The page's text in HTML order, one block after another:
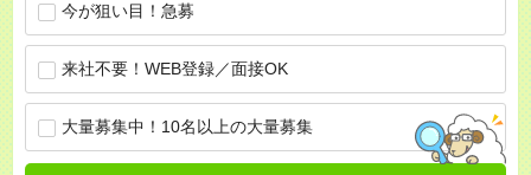
今が狙い目！急募
来社不要！WEB登録／面接OK
大量募集中！10名以上の大量募集